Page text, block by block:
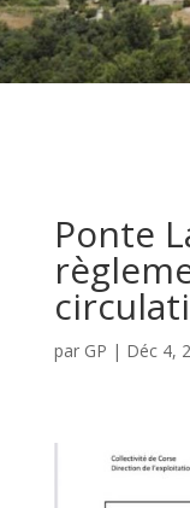
Ponte
par GP | Déc 4,